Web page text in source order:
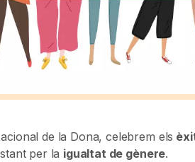
de la Dona, celebrem els
per la igualtat de gènere.